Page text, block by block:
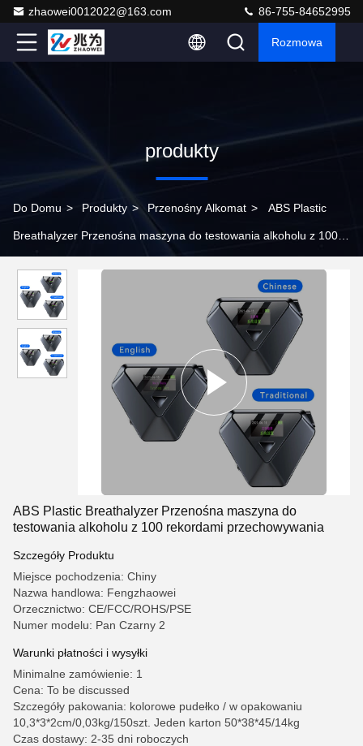
zhaowei0012022@163.com 86-755-84652995
Rozmowa
produkty
Do Domu > Produkty > Przenośny Alkomat > ABS Plastic
Breathalyzer Przenośna maszyna do testowania alkoholu z 100
ABS Plastic Breathalyzer Przenośna maszyna do
testowania alkoholu z 100 rekordami przechowywania
Szczegóły Produktu
Miejsce pochodzenia: Chiny
Nazwa handlowa: Fengzhaowei
Orzecznictwo: CE/FCC/ROHS/PSE
Numer modelu: Pan Czarny 2
Warunki płatności i wysyłki
Minimalne zamówienie: 1
Cena: To be discussed
Szczegóły pakowania: kolorowe pudełko / w opakowaniu
10,3*3*2cm/0,03kg/150szt. Jeden karton 50*38*45/14kg
Czas dostawy: 2-35 dni roboczych